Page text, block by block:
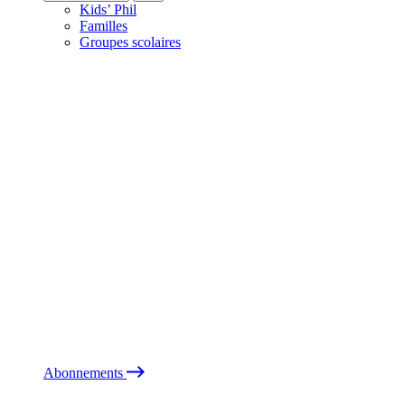
Kids’ Phil
Familles
Groupes scolaires
Abonnements